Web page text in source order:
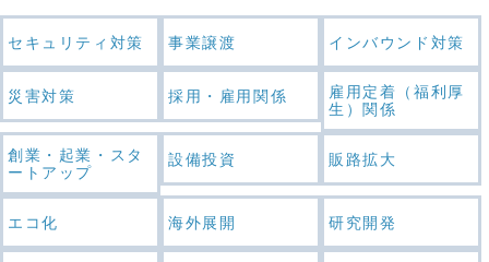
セキュリティ対策 事業譲渡 インバウンド対策
災害対策 採用・雇用関係
雇用定着（福利厚
生）関係
創業・起業・スタ
ートアップ
設備投資 販路拡大
エコ化 海外展開 研究開発